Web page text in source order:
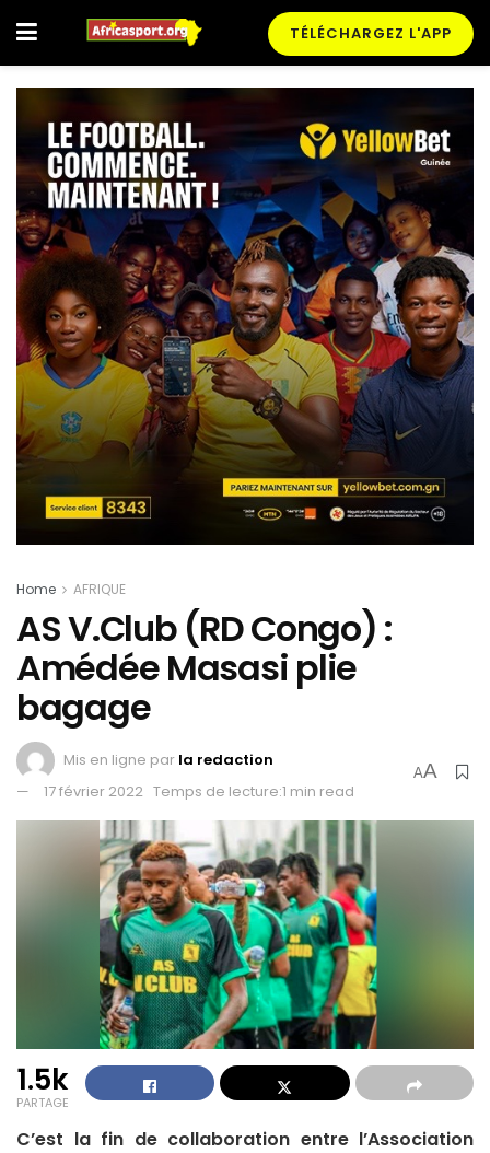
TÉLÉCHARGEZ L'APP
Home AFRIQUE
AS V.Club (RD Congo) :
Amédée Masasi plie
bagage
Mis en ligne par la redaction
17 février 2022 Temps de lecture:1 min read
AA
1.5k
PARTAGE
C’est la fin de collaboration entre l’Association